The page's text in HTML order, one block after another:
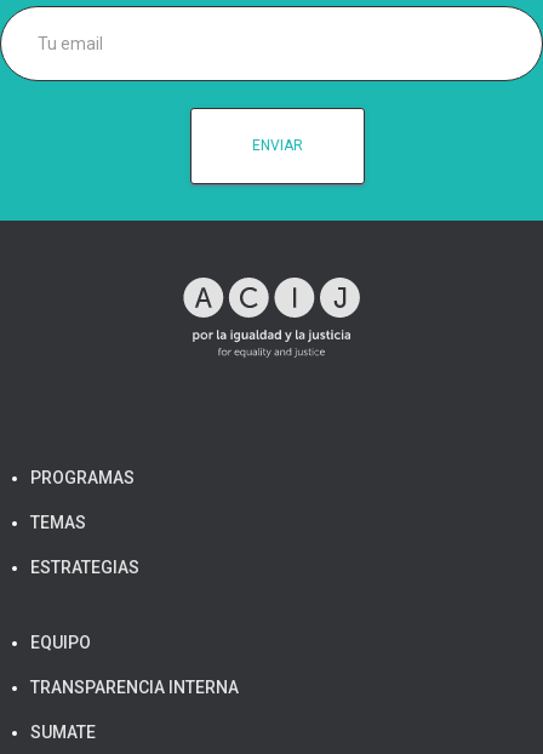
PROGRAMAS
TEMAS
ESTRATEGIAS
EQUIPO
TRANSPARENCIA INTERNA
SUMATE